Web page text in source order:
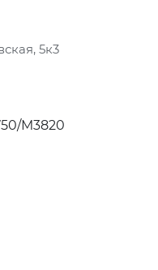
5к3
M3820